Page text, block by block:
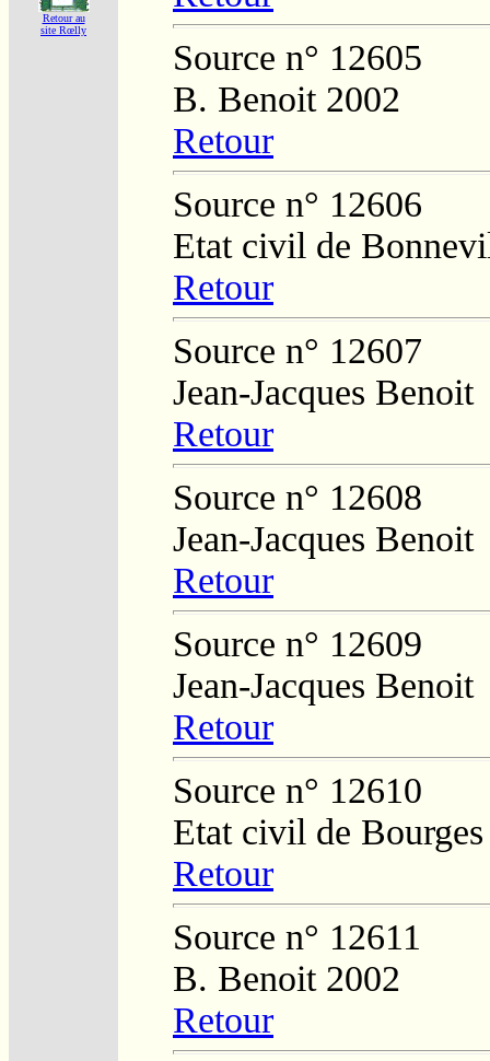
Retour au
site Rœlly
Source n° 12605
B. Benoit 2002
Retour
Source n° 12606
Etat civil de
Retour
Source n° 12607
Jean-Jacques Benoit
Retour
Source n° 12608
Jean-Jacques Benoit
Retour
Source n° 12609
Jean-Jacques Benoit
Retour
Source n° 12610
Etat civil de Bourges
Retour
Source n° 12611
B. Benoit 2002
Retour